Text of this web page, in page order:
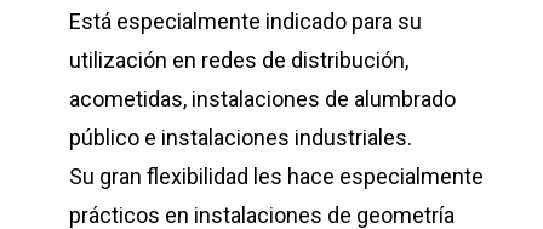
Está especialmente indicado para su
utilización en redes de distribución,
acometidas, instalaciones de alumbrado
público e instalaciones industriales.
Su gran flexibilidad les hace especialmente
prácticos en instalaciones de geometría